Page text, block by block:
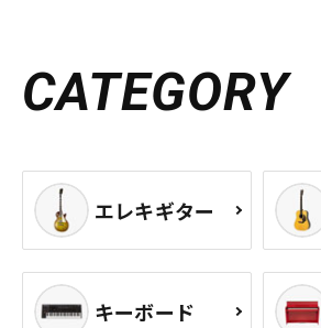
CATEGORY
エレキギター
キーボード